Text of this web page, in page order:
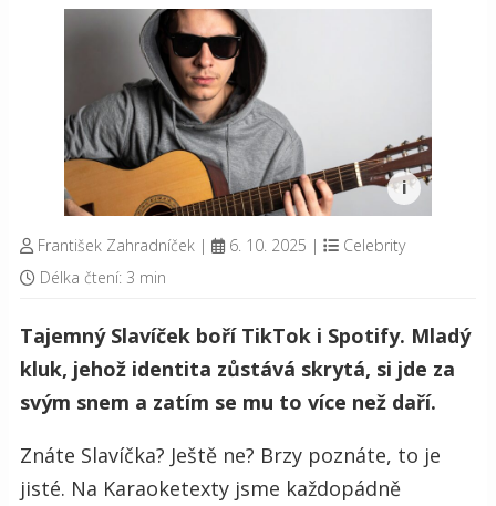
František Zahradníček | 6. 10. 2025 |
Celebrity
Délka čtení: 3 min
Tajemný Slavíček boří TikTok i Spotify. Mladý
kluk, jehož identita zůstává skrytá, si jde za
svým snem a zatím se mu to více než daří.
Znáte Slavíčka? Ještě ne? Brzy poznáte, to je
jisté. Na Karaoketexty jsme každopádně